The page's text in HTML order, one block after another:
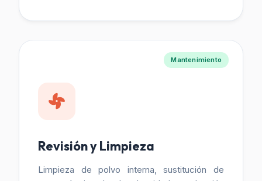
Mantenimiento
Revisión y Limpieza
Limpieza de polvo interna, sustitución de